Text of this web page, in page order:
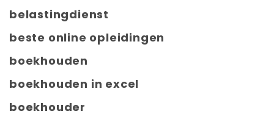
belastingdienst
beste online opleidingen
boekhouden
boekhouden in excel
boekhouder